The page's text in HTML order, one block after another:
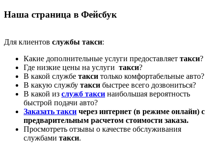
Наша страница в Фейсбук
Для клиентов службы такси:
Какие дополнительные услуги предоставляет такси?
Где низкие цены на услуги такси?
В какой службе такси только комфортабельные авто?
В какую службу такси быстрее всего дозвониться?
В какой из служб такси наибольшая вероятность
быстрой подачи авто?
Заказать такси через интернет (в режиме онлайн) с
предварительным расчетом стоимости заказа.
Просмотреть отзывы о качестве обслуживания
службами такси.